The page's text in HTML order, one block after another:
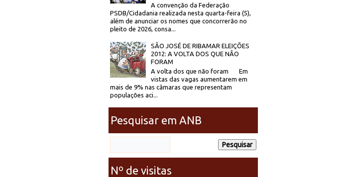
A convenção da Federação
PSDB/Cidadania realizada nesta quarta-feira (5),
além de anunciar os nomes que concorrerão no
pleito de 2026, consa...
SÃO JOSÉ DE RIBAMAR ELEIÇÕES
2012: A VOLTA DOS QUE NÃO
FORAM
A volta dos que não foram Em
vistas das vagas aumentarem em
mais de 9% nas câmaras que representam
populações aci...
Pesquisar em ANB
Nº de visitas